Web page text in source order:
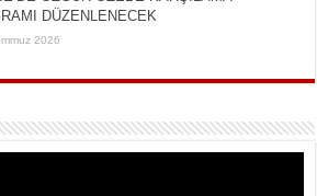
DÜZENLENECEK
2026